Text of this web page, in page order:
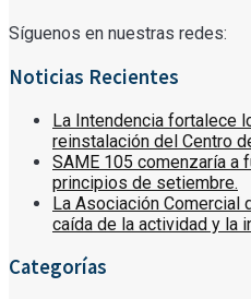
Síguenos en nuestras redes:
Noticias Recientes
La Intendencia fortalece
reinstalación del Centro
SAME 105 comenzaría a
principios de setiembre.
La Asociación Comercial
caída de la actividad y la
Categorías